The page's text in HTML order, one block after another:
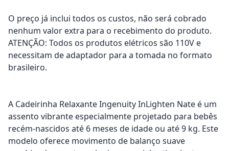
O preço já inclui todos os custos, não será cobrado
nenhum valor extra para o recebimento do produto.
ATENÇÃO: Todos os produtos elétricos são 110V e
necessitam de adaptador para a tomada no formato
brasileiro.
A Cadeirinha Relaxante Ingenuity InLighten Nate é um
assento vibrante especialmente projetado para bebês
recém-nascidos até 6 meses de idade ou até 9 kg. Este
modelo oferece movimento de balanço suave